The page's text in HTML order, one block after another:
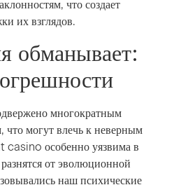
что создает
их взглядов.
обманывает:
многократным
могут влечь к неверным
casino особенно уязвима в
от эволюционной
наш психические